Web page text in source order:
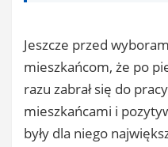
Jeszcze przed
mieszkańcom, że po
razu zabrał się do
mieszkańcami i
były dla niego